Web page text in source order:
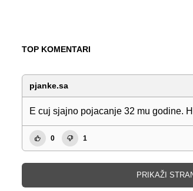
TOP KOMENTARI
pjanke.sa
E cuj sjajno pojacanje 32 mu godine.
0 1
PRIKAŽI